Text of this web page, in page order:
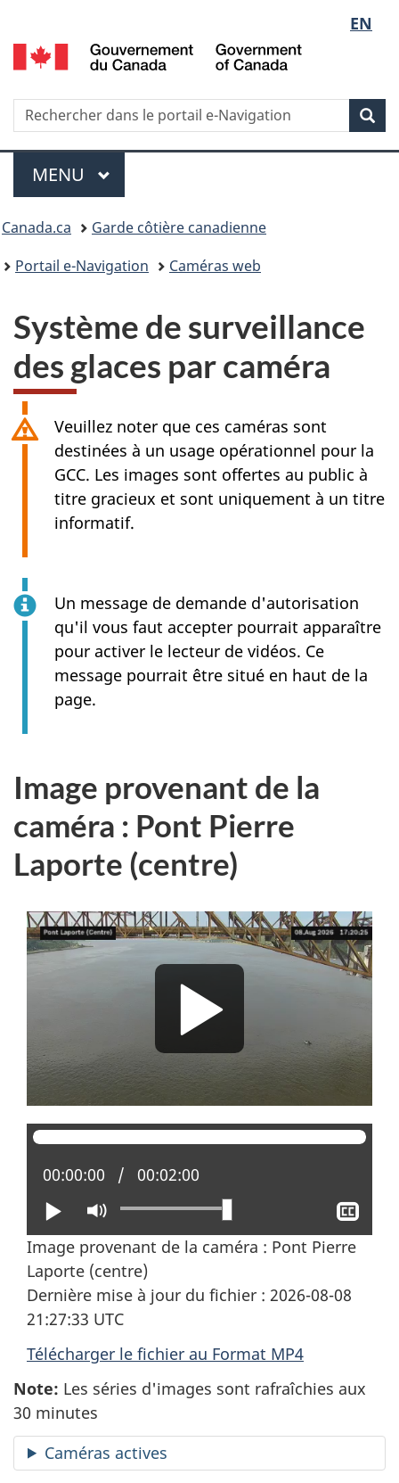
la
langue
EN
of
Recherche
Rechercher
dans
le
portail
Menu
MENU PRINCIPAL
Vous
êtes
Canada.ca
Garde côtière canadienne
Portail e-Navigation
Caméras web
Système de surveillance
des glaces par caméra
Veuillez noter que ces caméras sont
destinées à un usage opérationnel pour la
GCC. Les images sont offertes au public à
titre gracieux et sont uniquement à un titre
informatif.
Un message de demande d'autorisation
qu'il vous faut accepter pourrait apparaître
pour activer le lecteur de vidéos. Ce
message pourrait être situé en haut de la
page.
Image provenant de la
caméra : Pont Pierre
Laporte (centre)
Lire
Activer
le
mode
muet
Position actuelle :
00:00:00 Temps total :
00:02:00
le
Image provenant de la caméra : Pont Pierre
Laporte (centre)
Dernière mise à jour du fichier : 2026-08-08
21:27:33 UTC
Télécharger le fichier au Format MP4
Note: Les séries d'images sont rafraîchies aux
30 minutes
Caméras actives